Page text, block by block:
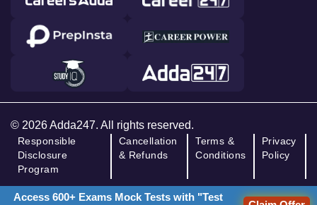
© 2026 Adda247. All rights reserved.
Responsible
Disclosure
Program
Cancellation
& Refunds
Terms &
Conditions
Privacy
Policy
Access 600+ Exams Mock Tests with "Test